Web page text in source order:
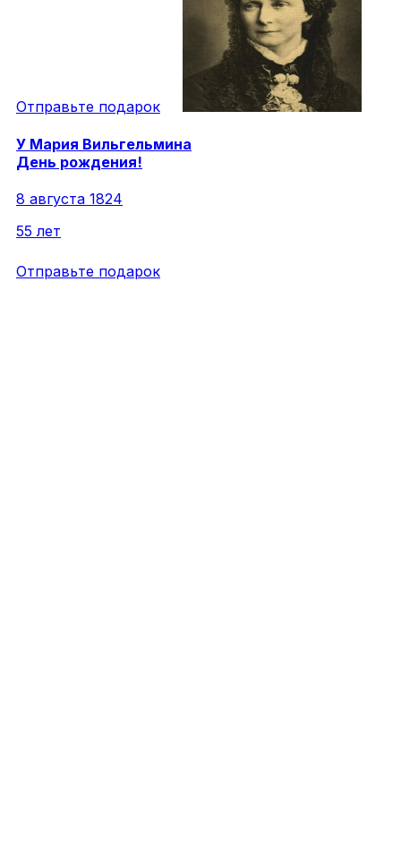
Отправьте подарок
У Мария Вильгельмина
День рождения!
8 августа 1824
55 лет
Отправьте подарок